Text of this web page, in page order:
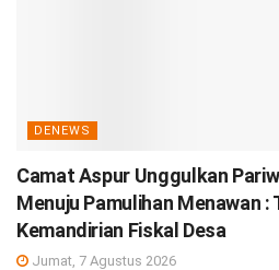
DENEWS
Camat Aspur Unggulkan
Menuju Pamulihan Menawan :
Kemandirian Fiskal Desa
Jumat, 7 Agustus 2026